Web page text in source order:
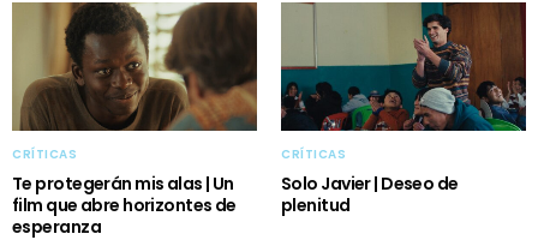
CRÍTICAS
Te protegerán mis alas | Un
film que abre horizontes de
esperanza
CRÍTICAS
Solo Javier | Deseo de
plenitud